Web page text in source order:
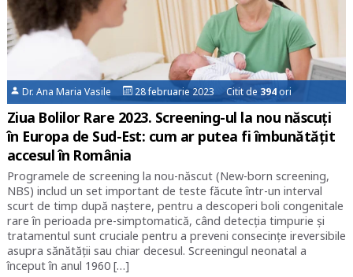
Dr. Ana Maria Vasile 28 februarie 2023 Citit de 394ori
Ziua Bolilor Rare 2023. Screening-ul la nou născuți
în Europa de Sud-Est: cum ar putea fi îmbunătățit
accesul în România
Programele de screening la nou-născut (New-born screening,
NBS) includ un set important de teste făcute într-un interval
scurt de timp după naștere, pentru a descoperi boli congenitale
rare în perioada pre-simptomatică, când detecția timpurie și
tratamentul sunt cruciale pentru a preveni consecințe ireversibile
asupra sănătății sau chiar decesul. Screeningul neonatal a
început în anul 1960 […]